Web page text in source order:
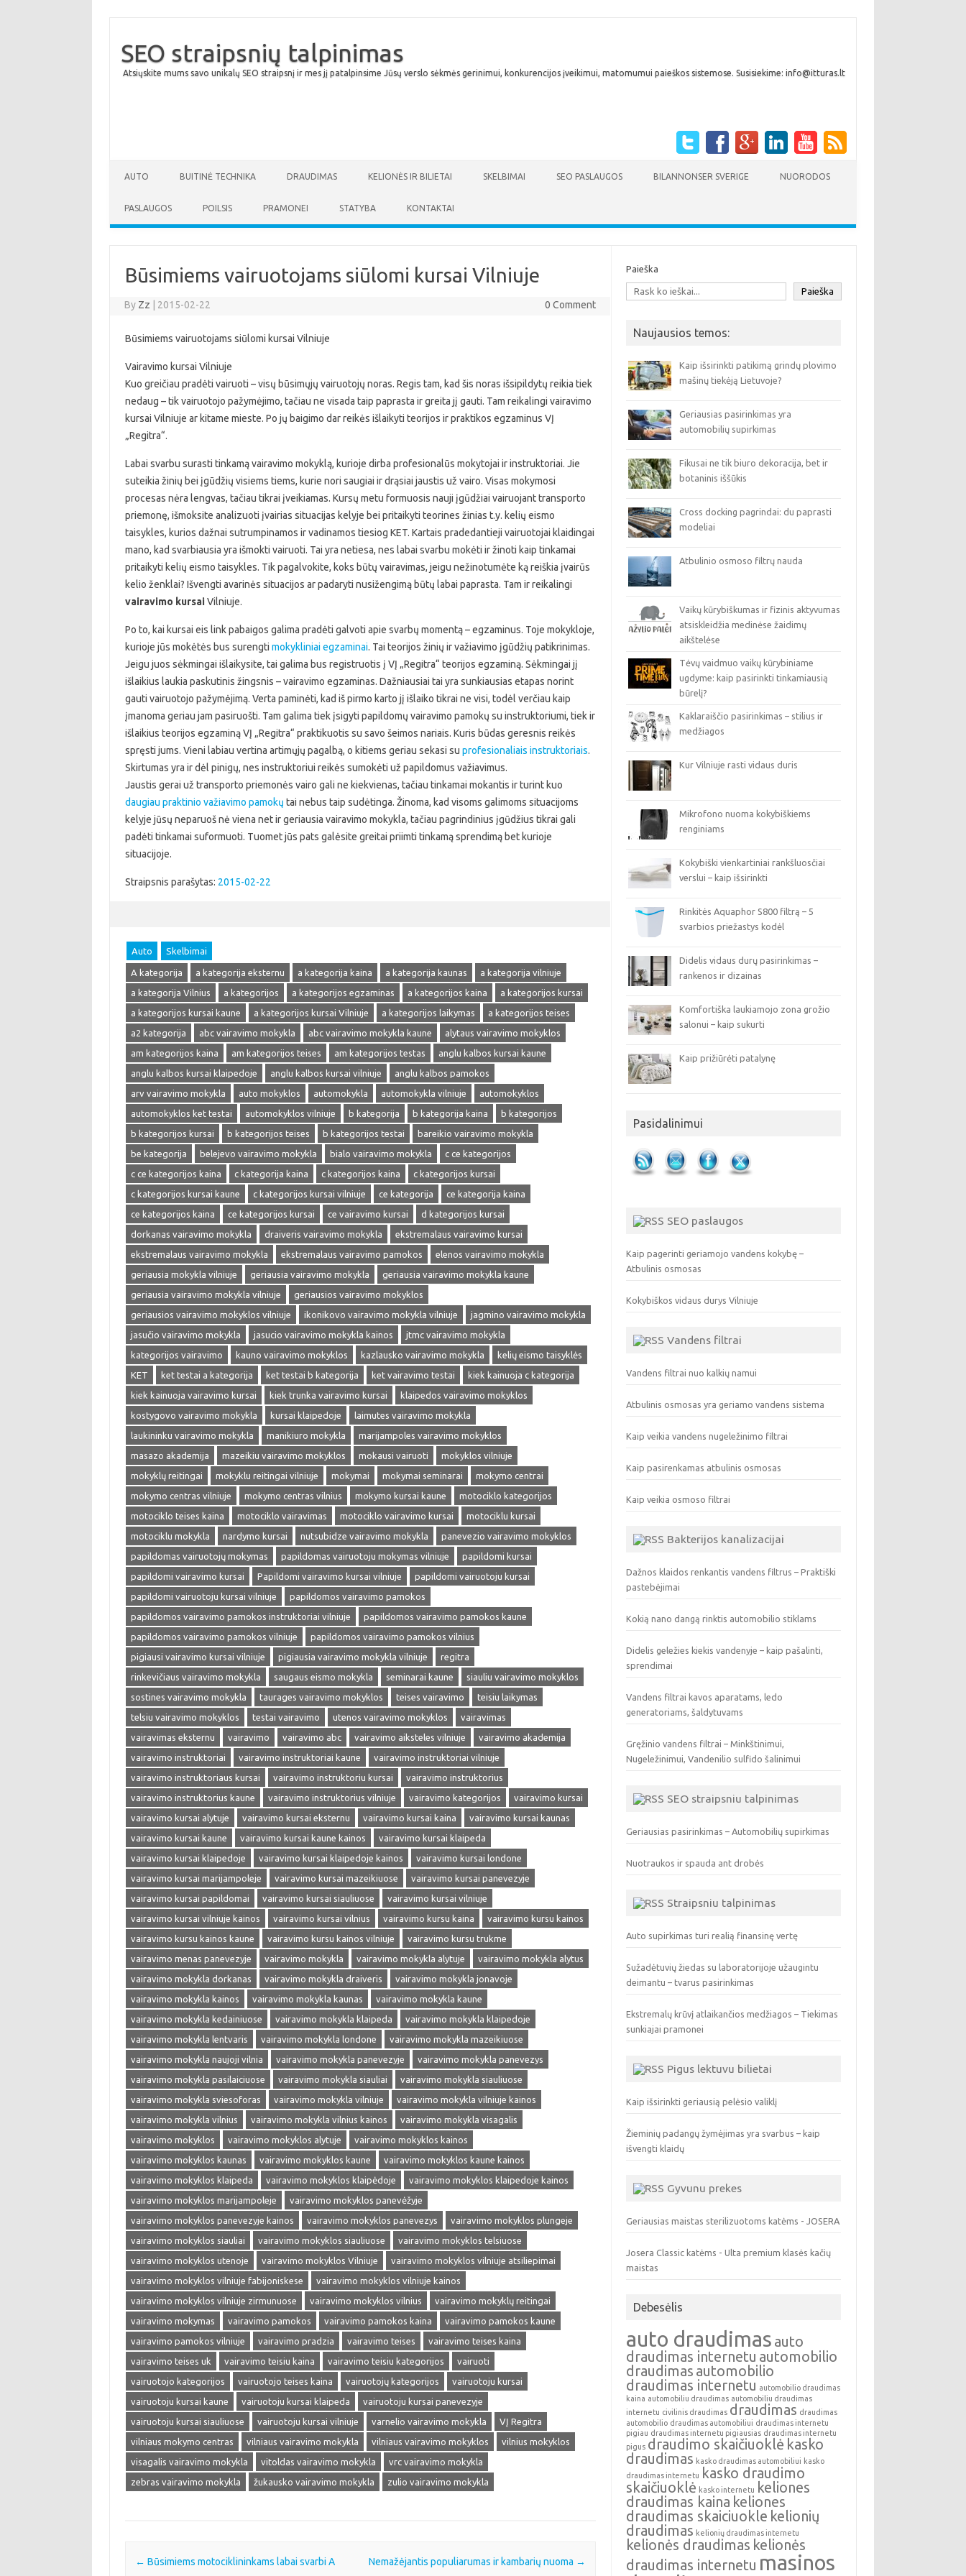
SEO straipsnių talpinimas
Atsiųskite mums savo unikalų SEO straipsnį ir mes jį patalpinsime Jūsų verslo sėkmės gerinimui, konkurencijos įveikimui, matomumui paieškos sistemose. Susisiekime: info@itturas.lt
AUTO BUITINĖ TECHNIKA DRAUDIMAS KELIONĖS IR BILIETAI SKELBIMAI SEO PASLAUGOS BILANNONSER SVERIGE NUORODOS
PASLAUGOS POILSIS PRAMONEI STATYBA KONTAKTAI
Būsimiems vairuotojams siūlomi kursai Vilniuje
By Zz 2015-02-22 0 Comment
Būsimiems vairuotojams siūlomi kursai Vilniuje
Vairavimo kursai Vilniuje
Kuo greičiau pradėti vairuoti – visų būsimųjų vairuotojų noras. Regis tam, kad šis noras išsipildytų reikia tiek
nedaug – tik vairuotojo pažymėjimo, tačiau ne visada taip paprasta ir greita jį gauti. Tam reikalingi vairavimo
kursai Vilniuje ar kitame mieste. Po jų baigimo dar reikės išlaikyti teorijos ir praktikos egzaminus VĮ
„Regitra“.
Labai svarbu surasti tinkamą vairavimo mokyklą, kurioje dirba profesionalūs mokytojai ir instruktoriai. Jie
suteikia žinių bei įgūdžių visiems tiems, kurie nori saugiai ir drąsiai jaustis už vairo. Visas mokymosi
procesas nėra lengvas, tačiau tikrai įveikiamas. Kursų metu formuosis nauji įgūdžiai vairuojant transporto
priemonę, išmoksite analizuoti įvairias situacijas kelyje bei pritaikyti teorines žinias t.y. kelių eismo
taisykles, kurios dažnai sutrumpinamos ir vadinamos tiesiog KET. Kartais pradedantieji vairuotojai klaidingai
mano, kad svarbiausia yra išmokti vairuoti. Tai yra netiesa, nes labai svarbu mokėti ir žinoti kaip tinkamai
pritaikyti kelių eismo taisykles. Tik pagalvokite, koks būtų vairavimas, jeigu nežinotumėte ką reiškia įvairūs
kelio ženklai? Išvengti avarinės situacijos ar padaryti nusižengimą būtų labai paprasta. Tam ir reikalingi
vairavimo kursaiVilniuje.
Po to, kai kursai eis link pabaigos galima pradėti galvoti apie svarbų momentą – egzaminus. Toje mokykloje,
kurioje jūs mokėtės bus surengti mokykliniai egzaminai. Tai teorijos žinių ir važiavimo įgūdžių patikrinimas.
Jeigu juos sėkmingai išlaikysite, tai galima bus registruotis į VĮ „Regitra“ teorijos egzaminą. Sėkmingai jį
išlaikius laukia paskutinis žingsnis – vairavimo egzaminas. Dažniausiai tai yra sunkiausias etapas norint
gauti vairuotojo pažymėjimą. Verta paminėti, kad iš pirmo karto jį išlaiko tikrai ne visi, todėl verčiau kaip
įmanoma geriau jam pasiruošti. Tam galima tiek įsigyti papildomų vairavimo pamokų su instruktoriumi, tiek ir
išlaikius teorijos egzaminą VĮ „Regitra“ praktikuotis su savo šeimos nariais. Kuris būdas geresnis reikės
spręsti jums. Vieni labiau vertina artimųjų pagalbą, o kitiems geriau sekasi su profesionaliais instruktoriais.
Skirtumas yra ir dėl pinigų, nes instruktoriui reikės sumokėti už papildomus važiavimus.
Jaustis gerai už transporto priemonės vairo gali ne kiekvienas, tačiau tinkamai mokantis ir turint kuo
daugiau praktinio važiavimo pamokų tai nebus taip sudėtinga. Žinoma, kad visoms galimoms situacijoms
kelyje jūsų neparuoš nė viena net ir geriausia vairavimo mokykla, tačiau pagrindinius įgūdžius tikrai gali
padėti tinkamai suformuoti. Tuomet jūs pats galėsite greitai priimti tinkamą sprendimą bet kurioje
situacijoje.
Straipsnis parašytas: 2015-02-22
Auto Skelbimai
A kategorija a kategorija eksternu a kategorija kaina a kategorija kaunas
a kategorija vilniuje
a kategorija Vilnius
a kategorijos a kategorijos egzaminas a kategorijos kaina
a kategorijos kursai
a kategorijos kursai kaune
a kategorijos kursai Vilniuje a kategorijos laikymas
a kategorijos teises
a2 kategorija
abc vairavimo mokykla abc vairavimo mokykla kaune
alytaus vairavimo mokyklos
am kategorijos kaina
am kategorijos teises am kategorijos testas
anglu kalbos kursai kaune
anglu kalbos kursai klaipedoje
anglu kalbos kursai vilniuje
anglu kalbos pamokos
arv vairavimo mokykla
auto mokyklos automokykla automokykla vilniuje
automokyklos
automokyklos ket testai
automokyklos vilniuje b kategorija b kategorija kaina
b kategorijos
b kategorijos kursai
b kategorijos teises b kategorijos testai
bareikio vairavimo mokykla
be kategorija
belejevo vairavimo mokykla bialo vairavimo mokykla
c ce kategorijos
c ce kategorijos kaina
c kategorija kaina c kategorijos kaina
c kategorijos kursai
c kategorijos kursai kaune
c kategorijos kursai vilniuje ce kategorija
ce kategorija kaina
ce kategorijos kaina
ce kategorijos kursai ce vairavimo kursai
d kategorijos kursai
dorkanas vairavimo mokykla
draiveris vairavimo mokykla
ekstremalaus vairavimo kursai
ekstremalaus vairavimo mokykla
ekstremalaus vairavimo pamokos
elenos vairavimo mokykla
geriausia mokykla vilniuje
geriausia vairavimo mokykla
geriausia vairavimo mokykla kaune
geriausia vairavimo mokykla vilniuje
geriausios vairavimo mokyklos
geriausios vairavimo mokyklos vilniuje
ikonikovo vairavimo mokykla vilniuje
jagmino vairavimo mokykla
jasučio vairavimo mokykla
jasucio vairavimo mokykla kainos
jtmc vairavimo mokykla
kategorijos vairavimo
kauno vairavimo mokyklos kazlausko vairavimo mokykla
kelių eismo taisyklės
KET
ket testai a kategorija ket testai b kategorija ket vairavimo testai
kiek kainuoja c kategorija
kiek kainuoja vairavimo kursai
kiek trunka vairavimo kursai
klaipedos vairavimo mokyklos
kostygovo vairavimo mokykla
kursai klaipedoje
laimutes vairavimo mokykla
laukininku vairavimo mokykla
manikiuro mokykla
marijampoles vairavimo mokyklos
masazo akademija
mazeikiu vairavimo mokyklos mokausi vairuoti
mokyklos vilniuje
mokyklų reitingai
mokyklu reitingai vilniuje mokymai mokymai seminarai
mokymo centrai
mokymo centras vilniuje
mokymo centras vilnius mokymo kursai kaune
motociklo kategorijos
motociklo teises kaina
motociklo vairavimas motociklo vairavimo kursai
motociklu kursai
motociklu mokykla
nardymo kursai nutsubidze vairavimo mokykla
panevezio vairavimo mokyklos
papildomas vairuotojų mokymas
papildomas vairuotoju mokymas vilniuje
papildomi kursai
papildomi vairavimo kursai
Papildomi vairavimo kursai vilniuje
papildomi vairuotoju kursai
papildomi vairuotoju kursai vilniuje
papildomos vairavimo pamokos
papildomos vairavimo pamokos instruktoriai vilniuje
papildomos vairavimo pamokos kaune
papildomos vairavimo pamokos vilniuje
papildomos vairavimo pamokos vilnius
pigiausi vairavimo kursai vilniuje
pigiausia vairavimo mokykla vilniuje
regitra
rinkevičiaus vairavimo mokykla
saugaus eismo mokykla seminarai kaune
siauliu vairavimo mokyklos
sostines vairavimo mokykla
taurages vairavimo mokyklos teises vairavimo
teisiu laikymas
telsiu vairavimo mokyklos
testai vairavimo utenos vairavimo mokyklos
vairavimas
vairavimas eksternu
vairavimo vairavimo abc vairavimo aiksteles vilniuje
vairavimo akademija
vairavimo instruktoriai
vairavimo instruktoriai kaune
vairavimo instruktoriai vilniuje
vairavimo instruktoriaus kursai
vairavimo instruktoriu kursai
vairavimo instruktorius
vairavimo instruktorius kaune
vairavimo instruktorius vilniuje vairavimo kategorijos
vairavimo kursai
vairavimo kursai alytuje
vairavimo kursai eksternu vairavimo kursai kaina
vairavimo kursai kaunas
vairavimo kursai kaune
vairavimo kursai kaune kainos
vairavimo kursai klaipeda
vairavimo kursai klaipedoje
vairavimo kursai klaipedoje kainos
vairavimo kursai londone
vairavimo kursai marijampoleje
vairavimo kursai mazeikiuose
vairavimo kursai panevezyje
vairavimo kursai papildomai
vairavimo kursai siauliuose
vairavimo kursai vilniuje
vairavimo kursai vilniuje kainos
vairavimo kursai vilnius vairavimo kursu kaina
vairavimo kursu kainos
vairavimo kursu kainos kaune
vairavimo kursu kainos vilniuje
vairavimo kursu trukme
vairavimo menas panevezyje
vairavimo mokykla vairavimo mokykla alytuje
vairavimo mokykla alytus
vairavimo mokykla dorkanas
vairavimo mokykla draiveris
vairavimo mokykla jonavoje
vairavimo mokykla kainos
vairavimo mokykla kaunas
vairavimo mokykla kaune
vairavimo mokykla kedainiuose
vairavimo mokykla klaipeda
vairavimo mokykla klaipedoje
vairavimo mokykla lentvaris
vairavimo mokykla londone
vairavimo mokykla mazeikiuose
vairavimo mokykla naujoji vilnia
vairavimo mokykla panevezyje
vairavimo mokykla panevezys
vairavimo mokykla pasilaiciuose
vairavimo mokykla siauliai
vairavimo mokykla siauliuose
vairavimo mokykla sviesoforas
vairavimo mokykla vilniuje
vairavimo mokykla vilniuje kainos
vairavimo mokykla vilnius
vairavimo mokykla vilnius kainos
vairavimo mokykla visagalis
vairavimo mokyklos
vairavimo mokyklos alytuje
vairavimo mokyklos kainos
vairavimo mokyklos kaunas
vairavimo mokyklos kaune
vairavimo mokyklos kaune kainos
vairavimo mokyklos klaipeda
vairavimo mokyklos klaipėdoje
vairavimo mokyklos klaipedoje kainos
vairavimo mokyklos marijampoleje
vairavimo mokyklos panevėžyje
vairavimo mokyklos panevezyje kainos
vairavimo mokyklos panevezys
vairavimo mokyklos plungeje
vairavimo mokyklos siauliai
vairavimo mokyklos siauliuose
vairavimo mokyklos telsiuose
vairavimo mokyklos utenoje
vairavimo mokyklos Vilniuje
vairavimo mokyklos vilniuje atsiliepimai
vairavimo mokyklos vilniuje fabijoniskese
vairavimo mokyklos vilniuje kainos
vairavimo mokyklos vilniuje zirmunuose
vairavimo mokyklos vilnius
vairavimo mokyklų reitingai
vairavimo mokymas
vairavimo pamokos vairavimo pamokos kaina
vairavimo pamokos kaune
vairavimo pamokos vilniuje
vairavimo pradzia vairavimo teises
vairavimo teises kaina
vairavimo teises uk
vairavimo teisiu kaina vairavimo teisiu kategorijos
vairuoti
vairuotojo kategorijos
vairuotojo teises kaina vairuotojų kategorijos
vairuotoju kursai
vairuotoju kursai kaune
vairuotoju kursai klaipeda
vairuotoju kursai panevezyje
vairuotoju kursai siauliuose
vairuotoju kursai vilniuje varnelio vairavimo mokykla
VĮ Regitra
vilniaus mokymo centras
vilniaus vairavimo mokykla vilniaus vairavimo mokyklos
vilnius mokyklos
visagalis vairavimo mokykla
vitoldas vairavimo mokykla
vrc vairavimo mokykla
zebras vairavimo mokykla
žukausko vairavimo mokykla zulio vairavimo mokykla
Post navigation
← Būsimiems motociklininkams labai svarbi A Nemažėjantis populiarumas ir kambarių nuoma →
Paieška
Paieška
Naujausios temos:
Kaip išsirinkti patikimą grindų plovimo
mašinų tiekėją Lietuvoje?
Geriausias pasirinkimas yra
automobilių supirkimas
Fikusai ne tik biuro dekoracija, bet ir
botaninis iššūkis
Cross docking pagrindai: du paprasti
modeliai
Atbulinio osmoso filtrų nauda
Vaikų kūrybiškumas ir fizinis aktyvumas
atsiskleidžia medinėse žaidimų
aikštelėse
Tėvų vaidmuo vaikų kūrybiniame
ugdyme: kaip pasirinkti tinkamiausią
būrelį?
Kaklaraiščio pasirinkimas – stilius ir
medžiagos
Kur Vilniuje rasti vidaus duris
Mikrofono nuoma kokybiškiems
renginiams
Kokybiški vienkartiniai rankšluosčiai
verslui – kaip išsirinkti
Rinkitės Aquaphor S800 filtrą – 5
svarbios priežastys kodėl
Didelis vidaus durų pasirinkimas –
rankenos ir dizainas
Komfortiška laukiamojo zona grožio
salonui – kaip sukurti
Kaip prižiūrėti patalynę
Pasidalinimui
SEO paslaugos
Kaip pagerinti geriamojo vandens kokybę –
Atbulinis osmosas
Kokybiškos vidaus durys Vilniuje
Vandens filtrai
Vandens filtrai nuo kalkių namui
Atbulinis osmosas yra geriamo vandens sistema
Kaip veikia vandens nugeležinimo filtrai
Kaip pasirenkamas atbulinis osmosas
Kaip veikia osmoso filtrai
Bakterijos kanalizacijai
Dažnos klaidos renkantis vandens filtrus – Praktiški
pastebėjimai
Kokią nano dangą rinktis automobilio stiklams
Didelis geležies kiekis vandenyje – kaip pašalinti,
sprendimai
Vandens filtrai kavos aparatams, ledo
generatoriams, šaldytuvams
Gręžinio vandens filtrai – Minkštinimui,
Nugeležinimui, Vandenilio sulfido šalinimui
SEO straipsniu talpinimas
Geriausias pasirinkimas – Automobilių supirkimas
Nuotraukos ir spauda ant drobės
Straipsniu talpinimas
Auto supirkimas turi realią finansinę vertę
Sužadėtuvių žiedas su laboratorijoje užaugintu
deimantu – tvarus pasirinkimas
Ekstremalų krūvį atlaikančios medžiagos – Tiekimas
sunkiajai pramonei
Pigus lektuvu bilietai
Kaip išsirinkti geriausią pelėsio valiklį
Žieminių padangų žymėjimas yra svarbus – kaip
išvengti klaidų
Gyvunu prekes
Geriausias maistas sterilizuotoms katėms - JOSERA
Josera Classic katėms - Ulta premium klasės kačių
maistas
Debesėlis
auto draudimas auto
draudimas internetu automobilio
draudimas automobilio
draudimas internetu automobilio draudimas
kaina automobiliu draudimas automobiliu draudimas
internetu civilinis draudimas draudimas draudimas
automobilio draudimas automobiliui draudimas internetu
pigiau draudimas internetu pigiausias draudimas internetu
pigus draudimo skaičiuoklė kasko
draudimas kasko draudimas automobiliui kasko
draudimas internetu
kasko draudimo
skaičiuoklė kasko internetu
keliones
draudimas kaina keliones
draudimas skaiciuokle kelionių
draudimas kelionių draudimas internetu
kelionės draudimas kelionės
draudimas internetu masinos